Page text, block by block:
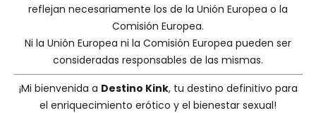
reflejan necesariamente los de la Unión Europea o la
Comisión Europea.
Ni la Unión Europea ni la Comisión Europea pueden ser
consideradas responsables de las mismas.
¡Mi bienvenida a Destino Kink, tu destino definitivo para
el enriquecimiento erótico y el bienestar sexual!